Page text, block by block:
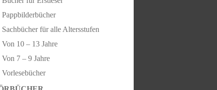
Pappbilderbücher
Sachbücher für alle Altersstufen
Von 10 – 13 Jahre
Von 7 – 9 Jahre
Vorlesebücher